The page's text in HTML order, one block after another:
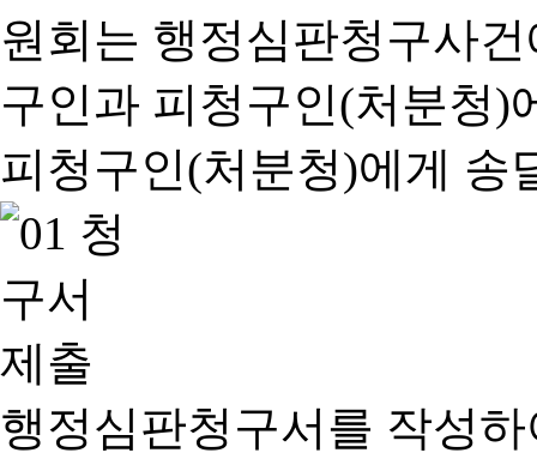
행정심판청구서를 작성